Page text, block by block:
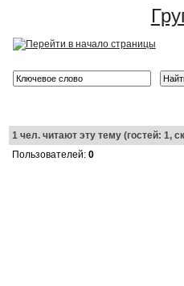
1чел. читают эту тему (гостей: 1,
Пользователей: 0